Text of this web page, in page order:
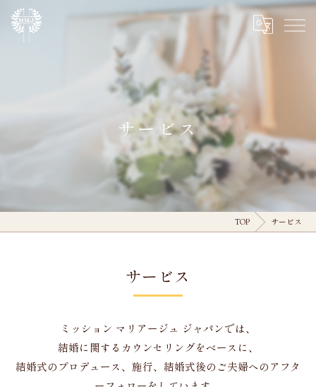
サービス
TOP サービス
サービス
ミッション マリアージュ ジャパンでは、
結婚に関するカウンセリングをベースに、
結婚式のプロデュース、施行、結婚式後のご夫婦へのアフタ